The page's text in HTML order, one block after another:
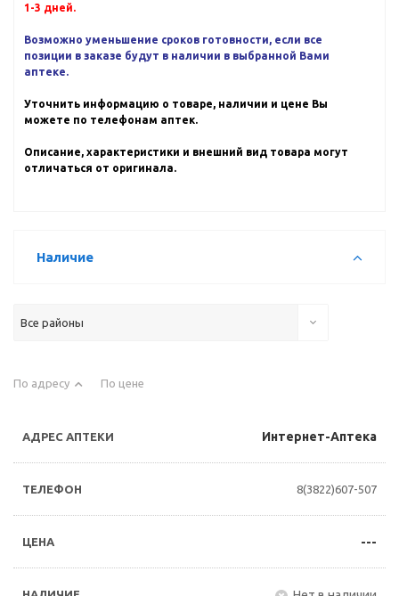
1-3 дней.
Возможно уменьшение сроков готовности, если все
позиции в заказе будут в наличии в выбранной Вами
аптеке.
Уточнить информацию о товаре, наличии и цене Вы
можете по телефонам аптек.
Описание, характеристики и внешний вид товара могут
отличаться от оригинала.
Наличие
Все районы
По адресу По цене
Интернет-Аптека
8(3822)607-507
---